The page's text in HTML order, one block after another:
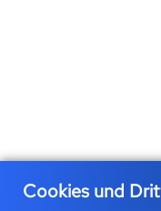
Cookies und